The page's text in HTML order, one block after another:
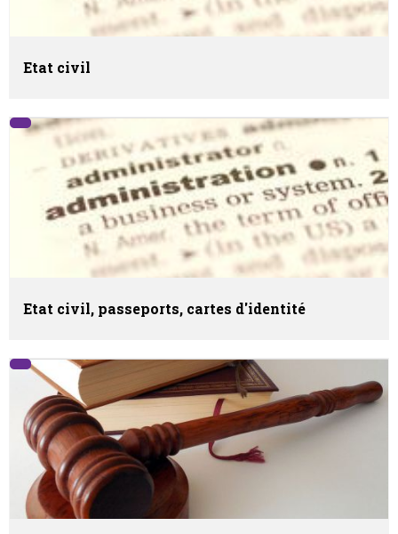
Etat civil
Etat civil, passeports, cartes d'identité